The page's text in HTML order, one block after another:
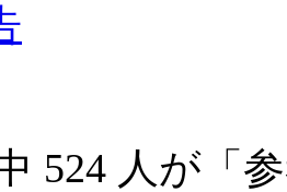
524 人が「